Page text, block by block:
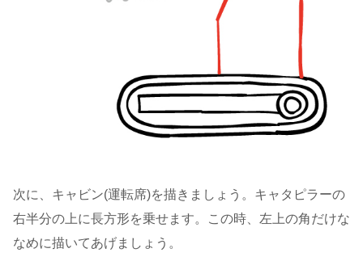
次に、キャビン(運転席)を描きましょう。キャタピラーの
右半分の上に長方形を乗せます。この時、左上の角だけな
なめに描いてあげましょう。